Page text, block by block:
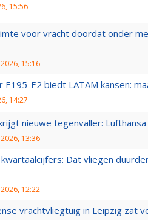
15:56
voor vracht doordat onder
15:16
E195-E2 biedt LATAM kansen:
14:27
nieuwe tegenvaller:
13:36
kwartaalcijfers: Dat vliegen
12:22
vrachtvliegtuig in Leipzig zat